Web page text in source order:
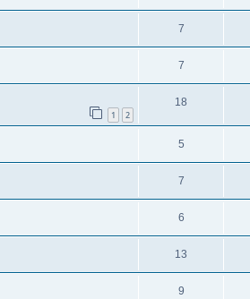
7
7
1 2
18
5
7
6
13
9